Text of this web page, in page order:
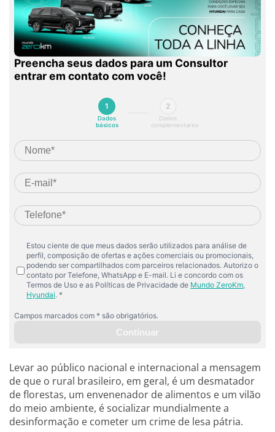
Levar ao público nacional e internacional a mensagem
de que o rural brasileiro, em geral, é um desmatador
de florestas, um envenenador de alimentos e um vilão
do meio ambiente, é socializar mundialmente a
desinformação e cometer um crime de lesa pátria.